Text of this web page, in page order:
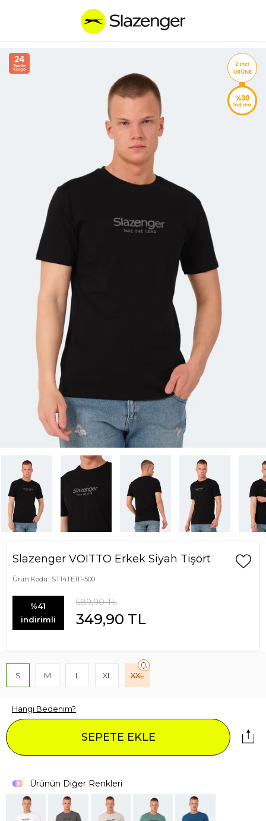
Slazenger VOITTO Erkek Siyah Tişört
Ürün Kodu: ST14TE111-500
%41
indirimli
589,90TL
349,90 TL
S M L XL XXL
Hangi Bedenim?
SEPETE EKLE
Ürünün Diğer Renkleri